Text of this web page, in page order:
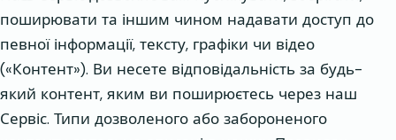
поширювати та іншим чином надавати доступ до
певної інформації, тексту, графіки чи відео
(«Контент»). Ви несете відповідальність за будь-
який контент, яким ви поширюєтесь через наш
Сервіс. Типи дозволеного або забороненого